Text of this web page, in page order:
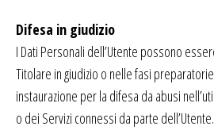
Difesa in giudizio
I Dati Personali dell’Utente possono
Titolare in giudizio o nelle fasi
instaurazione per la difesa da abusi
o dei Servizi connessi da parte dell’Utente.